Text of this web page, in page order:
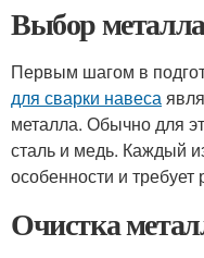
Выбор металла
Первым шагом в
для сварки навеса
металла. Обычно для
сталь и медь. Каждый
особенности и
Очистка